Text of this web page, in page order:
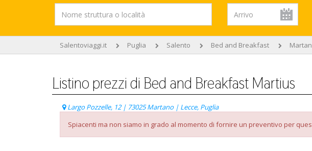
Salentoviaggi.it Puglia Salento Bed and Breakfast
Listino prezzi di Bed and Breakfast Martius
Largo Pozzelle, 12 | 73025 Martano | Lecce, Puglia
Spiacenti ma non siamo in grado al momento di fornire un preventivo per